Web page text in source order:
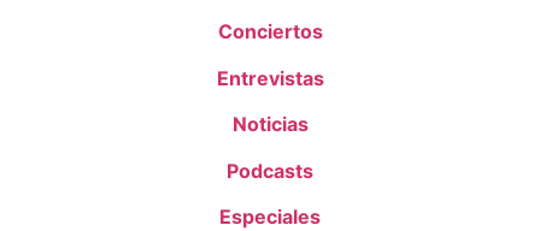
Conciertos
Entrevistas
Noticias
Podcasts
Especiales